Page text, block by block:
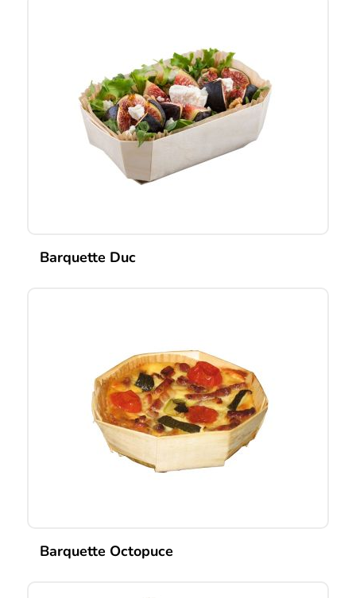
Barquette Duc
Barquette Octopuce